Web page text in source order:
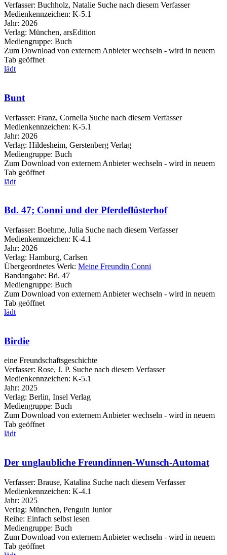
Verfasser: Buchholz, Natalie Suche nach diesem Verfasser
Medienkennzeichen: K-5.1
Jahr: 2026
Verlag: München, arsEdition
Mediengruppe: Buch
Zum Download von externem Anbieter wechseln - wird in neuem
Tab geöffnet
lädt
Bunt
Verfasser: Franz, Cornelia Suche nach diesem Verfasser
Medienkennzeichen: K-5.1
Jahr: 2026
Verlag: Hildesheim, Gerstenberg Verlag
Mediengruppe: Buch
Zum Download von externem Anbieter wechseln - wird in neuem
Tab geöffnet
lädt
Bd. 47; Conni und der Pferdeflüsterhof
Verfasser: Boehme, Julia Suche nach diesem Verfasser
Medienkennzeichen: K-4.1
Jahr: 2026
Verlag: Hamburg, Carlsen
Übergeordnetes Werk: Meine Freundin Conni
Bandangabe: Bd. 47
Mediengruppe: Buch
Zum Download von externem Anbieter wechseln - wird in neuem
Tab geöffnet
lädt
Birdie
eine Freundschaftsgeschichte
Verfasser: Rose, J. P. Suche nach diesem Verfasser
Medienkennzeichen: K-5.1
Jahr: 2025
Verlag: Berlin, Insel Verlag
Mediengruppe: Buch
Zum Download von externem Anbieter wechseln - wird in neuem
Tab geöffnet
lädt
Der unglaubliche Freundinnen-Wunsch-Automat
Verfasser: Brause, Katalina Suche nach diesem Verfasser
Medienkennzeichen: K-4.1
Jahr: 2025
Verlag: München, Penguin Junior
Reihe: Einfach selbst lesen
Mediengruppe: Buch
Zum Download von externem Anbieter wechseln - wird in neuem
Tab geöffnet